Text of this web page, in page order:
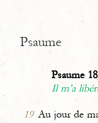
Psaume
Psaume
Il m’a
19 Au jour de